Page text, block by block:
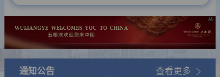
AD
通知公告 查看更多